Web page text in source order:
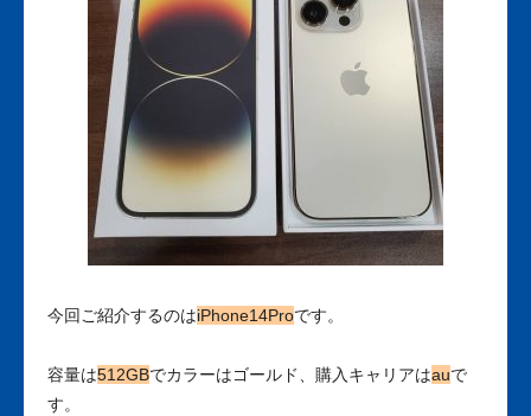
今回ご紹介するのはiPhone14Proです。
容量は512GBでカラーはゴールド、購入キャリアはauで
す。